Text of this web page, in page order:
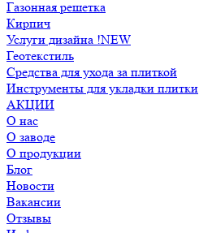
Газонная решетка
Кирпич
Услуги дизайна !NEW
Геотекстиль
Средства для ухода за плиткой
Инструменты для укладки плитки
АКЦИИ
О нас
О заводе
О продукции
Блог
Новости
Вакансии
Отзывы